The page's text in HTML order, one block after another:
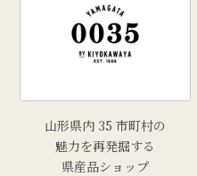
山形県内 35 市町村の
魅力を再発掘する
県産品ショップ